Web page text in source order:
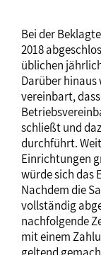
Bei der
2018
üblichen
Darüber hinaus
vereinbart,
schließt und
durchführt.
Einrichtungen
würde sich das
Nachdem die
vollständig
nachfolgende
mit einem